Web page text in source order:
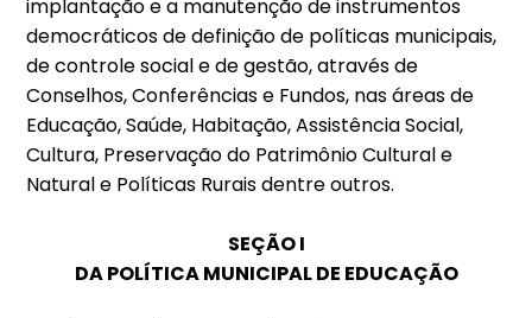
implantação e a manutenção de instrumentos
democráticos de definição de políticas municipais,
de controle social e de gestão, através de
Conselhos, Conferências e Fundos, nas áreas de
Educação, Saúde, Habitação, Assistência Social,
Cultura, Preservação do Patrimônio Cultural e
Natural e Políticas Rurais dentre outros.
SEÇÃO I
DA POLÍTICA MUNICIPAL DE EDUCAÇÃO